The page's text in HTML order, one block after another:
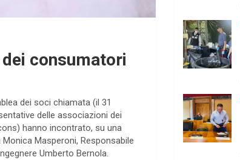
consumatori
dei soci chiamata (il 31
delle associazioni dei
hanno incontrato, su una
Masperoni, Responsabile
Umberto Bernola.